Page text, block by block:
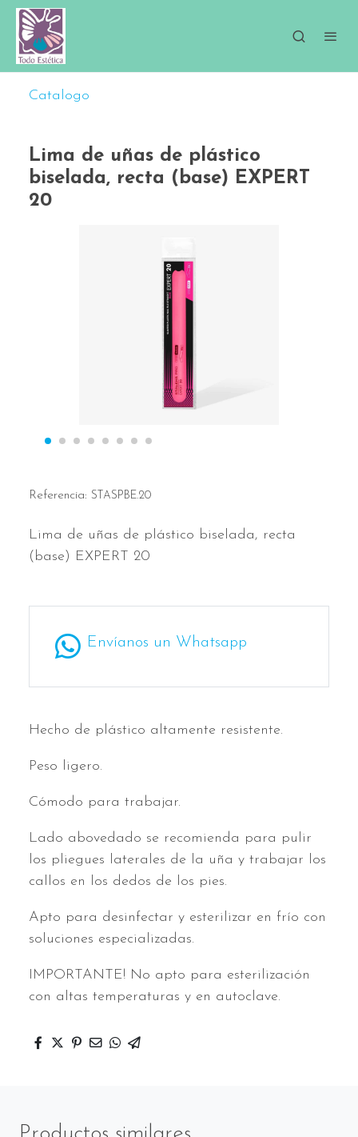
Catalogo
Lima de uñas de plástico
biselada, recta (base) EXPERT
20
Referencia: STASPBE.20
Lima de uñas de plástico biselada, recta
(base) EXPERT 20
Envíanos un Whatsapp
Hecho de plástico altamente resistente.
Peso ligero.
Cómodo para trabajar.
Lado abovedado se recomienda para pulir
los pliegues laterales de la uña y trabajar los
callos en los dedos de los pies.
Apto para desinfectar y esterilizar en frío con
soluciones especializadas.
IMPORTANTE! No apto para esterilización
con altas temperaturas y en autoclave.